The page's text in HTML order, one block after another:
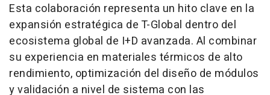
Esta colaboración representa un hito clave en la
expansión estratégica de T-Global dentro del
ecosistema global de I+D avanzada. Al combinar
su experiencia en materiales térmicos de alto
rendimiento, optimización del diseño de módulos
y validación a nivel de sistema con las